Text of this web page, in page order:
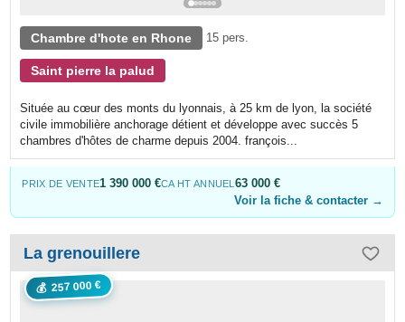
Chambre d'hote en Rhone 15 pers.
Saint pierre la palud
Située au cœur des monts du lyonnais, à 25 km de lyon, la société
civile immobilière anchorage détient et développe avec succès 5
chambres d'hôtes de charme depuis 2004. françois...
PRIX DE VENTE1 390 000 €CA HT ANNUEL 63 000 €
Voir la fiche & contacter →
💰 257 000 €
La grenouillere